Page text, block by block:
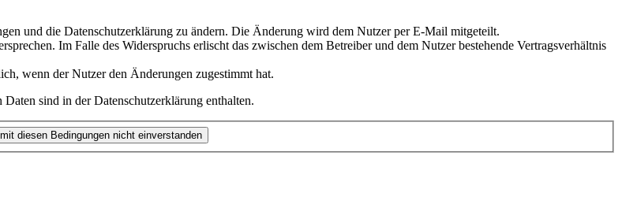
und die Datenschutzerklärung zu ändern. Die Änderung wird dem Nutzer per E-Mail mitgeteilt.
Im Falle des Widerspruchs erlischt das zwischen dem Betreiber und dem Nutzer bestehende Vertragsverhältnis
wenn der Nutzer den Änderungen zugestimmt hat.
sind in der Datenschutzerklärung enthalten.